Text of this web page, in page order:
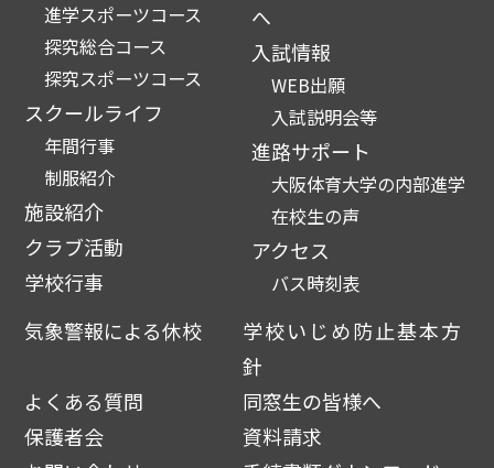
進学スポーツコース
探究総合コース
探究スポーツコース
スクールライフ
年間行事
制服紹介
施設紹介
クラブ活動
学校行事
へ
入試情報
WEB出願
入試説明会等
進路サポート
大阪体育大学の内部進学
在校生の声
アクセス
バス時刻表
気象警報による休校
学校いじめ防止基本方
針
よくある質問
同窓生の皆様へ
保護者会
資料請求